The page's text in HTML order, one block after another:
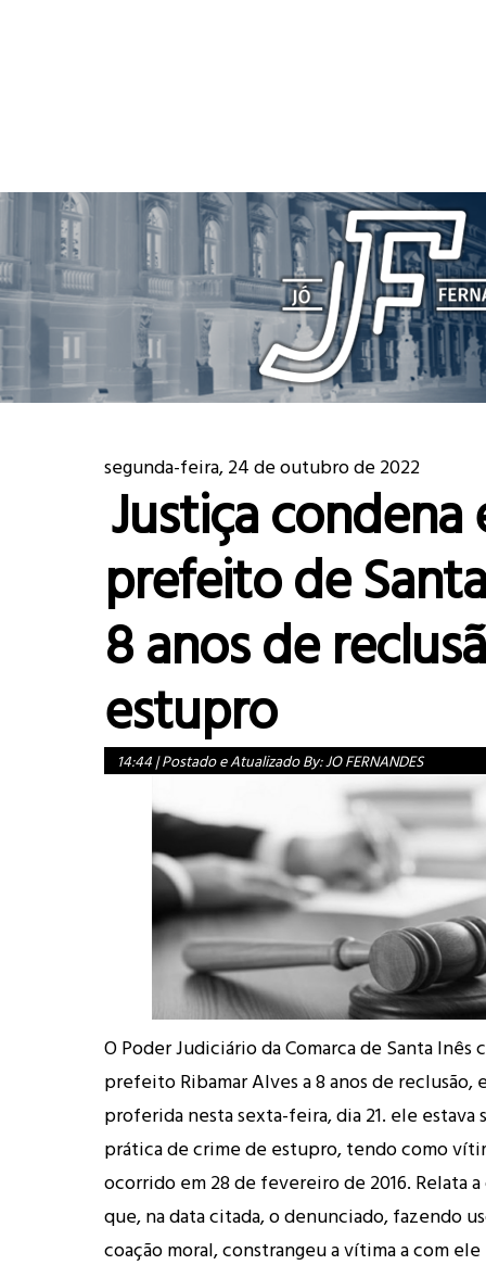
segunda-feira, 24 de outubro de 2022
Justiça condena
prefeito de
8 anos de
estupro
14:44|Postado e Atualizado By:JO FERNANDES
O Poder Judiciário da Comarca de Santa Inês
prefeito Ribamar Alves a 8 anos de reclusão,
proferida nesta sexta-feira, dia 21. ele estava
prática de crime de estupro, tendo como
ocorrido em 28 de fevereiro de 2016. Relata
que, na data citada, o denunciado, fazendo
coação moral, constrangeu a vítima a com